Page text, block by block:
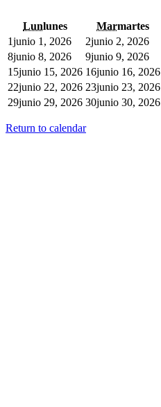
Lunlunes Marmartes
1junio 1, 2026 2junio 2, 2026
8junio 8, 2026 9junio 9, 2026
15junio 15, 2026 16junio 16, 2026
22junio 22, 2026 23junio 23, 2026
29junio 29, 2026 30junio 30, 2026
Return to calendar